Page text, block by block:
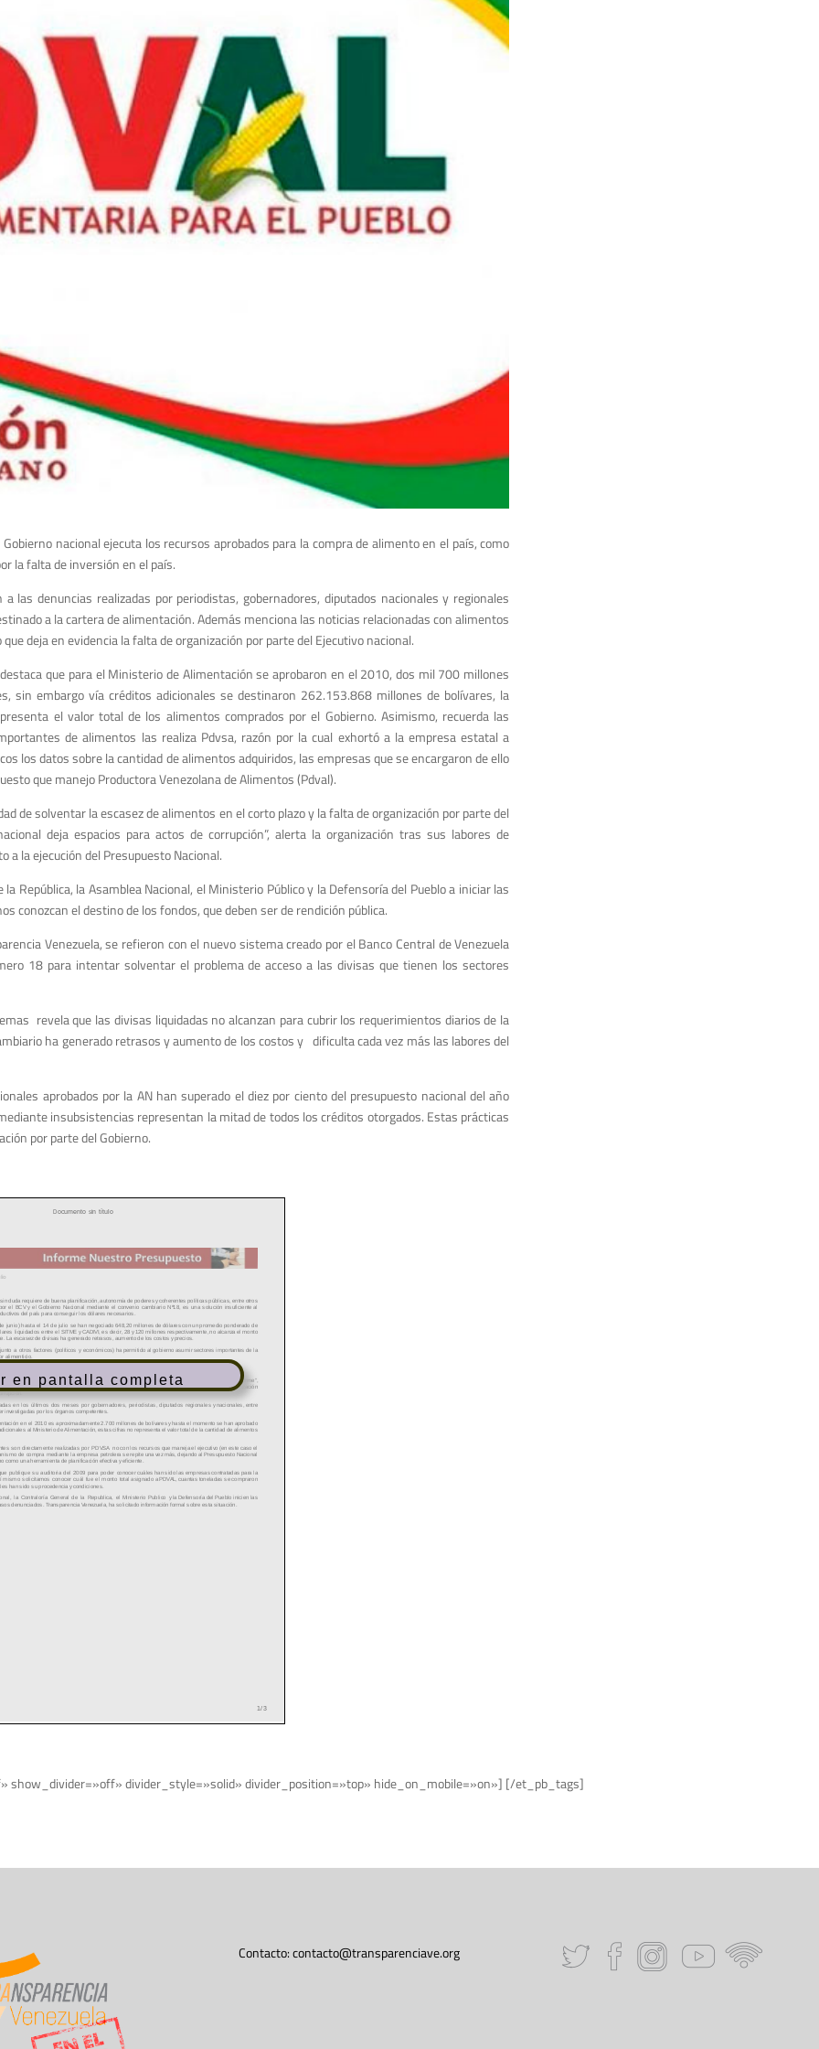
nacional ejecuta los recursos aprobados para la compra de alimento en el país, como
la falta de inversión en el país.
las denuncias realizadas por periodistas, gobernadores, diputados nacionales y regionales
a la cartera de alimentación. Además menciona las noticias relacionadas con alimentos
deja en evidencia la falta de organización por parte del Ejecutivo nacional.
que para el Ministerio de Alimentación se aprobaron en el 2010, dos mil 700 millones
sin embargo vía créditos adicionales se destinaron 262.153.868 millones de bolívares, la
el valor total de los alimentos comprados por el Gobierno. Asimismo, recuerda las
de alimentos las realiza Pdvsa, razón por la cual exhortó a la empresa estatal a
los datos sobre la cantidad de alimentos adquiridos, las empresas que se encargaron de ello
que manejo Productora Venezolana de Alimentos (Pdval).
de solventar la escasez de alimentos en el corto plazo y la falta de organización por parte del
deja espacios para actos de corrupción”, alerta la organización tras sus labores de
a la ejecución del Presupuesto Nacional.
República, la Asamblea Nacional, el Ministerio Público y la Defensoría del Pueblo a iniciar las
conozcan el destino de los fondos, que deben ser de rendición pública.
Venezuela, se refieron con el nuevo sistema creado por el Banco Central de Venezuela
18 para intentar solventar el problema de acceso a las divisas que tienen los sectores
revela que las divisas liquidadas no alcanzan para cubrir los requerimientos diarios de la
ha generado retrasos y aumento de los costos y dificulta cada vez más las labores del
aprobados por la AN han superado el diez por ciento del presupuesto nacional del año
insubsistencias representan la mitad de todos los créditos otorgados. Estas prácticas
por parte del Gobierno.
en pantalla completa
show_divider=»off» divider_style=»solid» divider_position=»top» hide_on_mobile=»on»] [/et_pb_tags]
Contacto:contacto@transparenciave.org